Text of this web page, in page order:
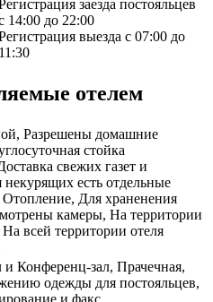
заезда постояльцев
14:00 до 22:00
выезда с 07:00 до
11:30
отелем
Разрешены домашние
стойка
свежих газет и
есть отдельные
Для храненения
камеры, На территории
На всей территории отеля
и Конференц-зал, Прачечная,
одежды для постояльцев,